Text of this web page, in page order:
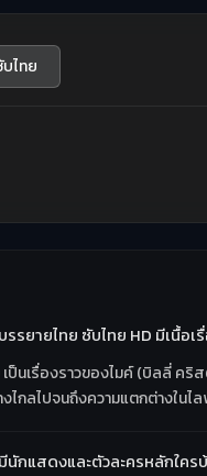
บไทย
รยายไทย ซับไทย HD มีเนื้อเ
ป็นเรื่องราวของไมค์ (บิลลี่ ค
งไกลไปจนถึงความแตกต่างใน
นักแสดงและตัวละครหลักใคร